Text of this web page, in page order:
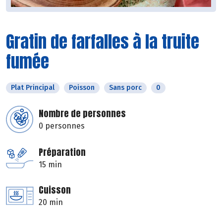
Gratin de farfalles à la truite
fumée
Plat Principal Poisson Sans porc 0
Nombre de personnes
0 personnes
Préparation
15 min
Cuisson
20 min